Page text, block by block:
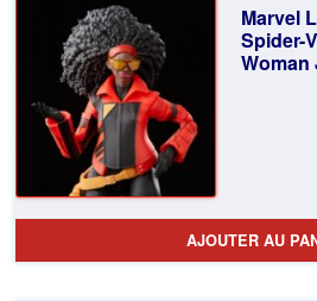
Marvel
Spider-
Woman
AJOUTER AU